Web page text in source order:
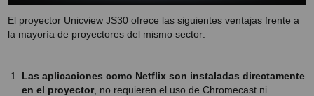
El proyector Unicview JS30 ofrece las siguientes ventajas frente a
la mayoría de proyectores del mismo sector:
Las aplicaciones como Netflix son instaladas directamente
en el proyector, no requieren el uso de Chromecast ni